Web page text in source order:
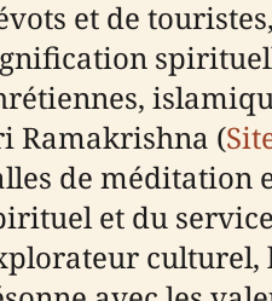
et de
Ramakrishna (
de méditation
et du
culturel,